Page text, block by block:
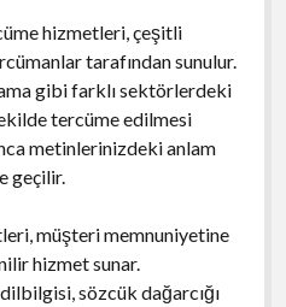
hizmetleri, çeşitli
tarafından sunulur.
gibi farklı sektörlerdeki
tercüme edilmesi
metinlerinizdeki anlam
geçilir.
müşteri memnuniyetine
hizmet sunar.
sözcük dağarcığı